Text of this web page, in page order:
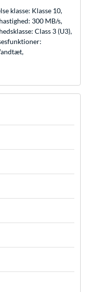
klasse: Klasse 10,
300 MB/s,
Class 3 (U3),